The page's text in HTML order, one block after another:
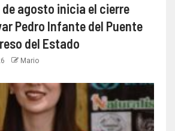
de agosto inicia el cierre
Pedro Infante del Puente
del Estado
Mario